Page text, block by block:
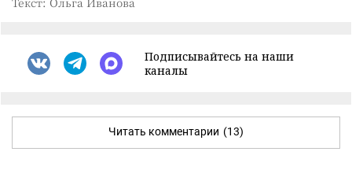
Подписывайтесь на наши
каналы
Читать комментарии (13)